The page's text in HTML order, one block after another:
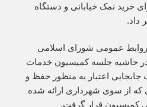
خرید نمک خیابانی و دستگاه
داد.
روابط عمومی شورای اسلامی
حاشیه جلسه کمیسیون خدمات
اعتبار به منظور حفظ و
از سوی شهرداری ارائه شده
کمیسیون قرار گرفت.